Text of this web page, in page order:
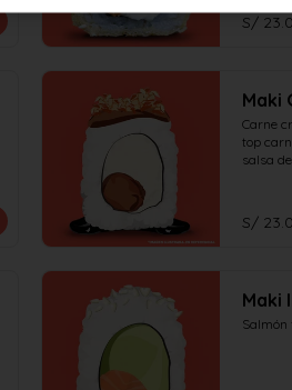
S/
Maki
Carne
top
salsa
S/
Maki
Salmón